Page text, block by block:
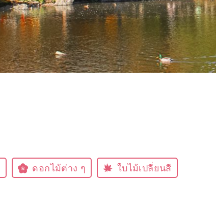
ดอกไม้ต่าง ๆ ใบไม้เปลี่ยนสี